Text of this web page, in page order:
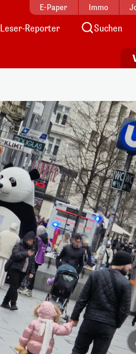
E-Paper Immo
Leser-Reporter Suchen